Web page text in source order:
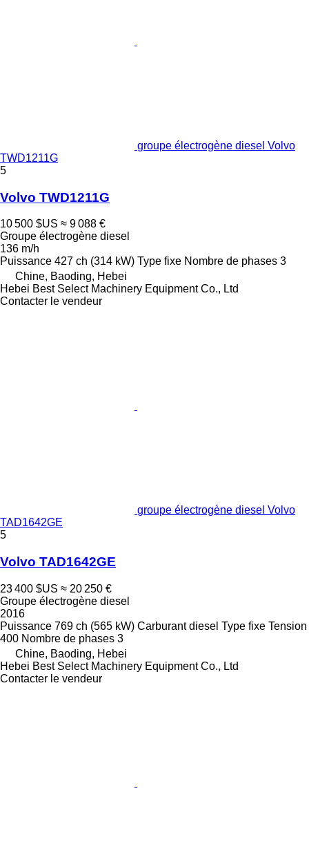
groupe électrogène diesel Volvo
TWD1211G
5
Volvo TWD1211G
10 500 $US ≈ 9 088 €
Groupe électrogène diesel
136 m/h
Puissance 427 ch (314 kW) Type fixe Nombre de phases 3
Chine, Baoding, Hebei
Hebei Best Select Machinery Equipment Co., Ltd
Contacter le vendeur
groupe électrogène diesel Volvo
TAD1642GE
5
Volvo TAD1642GE
23 400 $US ≈ 20 250 €
Groupe électrogène diesel
2016
Puissance 769 ch (565 kW) Carburant diesel Type fixe Tension
400 Nombre de phases 3
Chine, Baoding, Hebei
Hebei Best Select Machinery Equipment Co., Ltd
Contacter le vendeur